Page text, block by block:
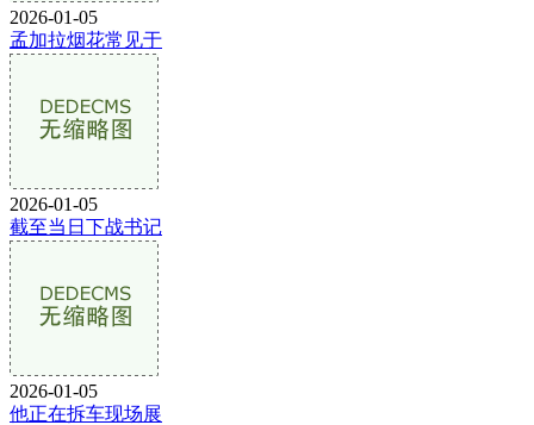
2026-01-05
孟加拉烟花常见于
2026-01-05
截至当日下战书记
2026-01-05
他正在拆车现场展